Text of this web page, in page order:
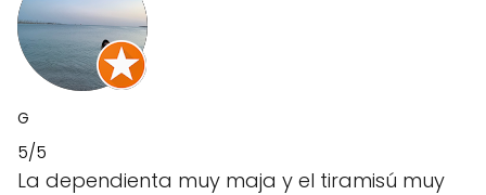
G
5/5
La dependienta muy maja y el tiramisú muy